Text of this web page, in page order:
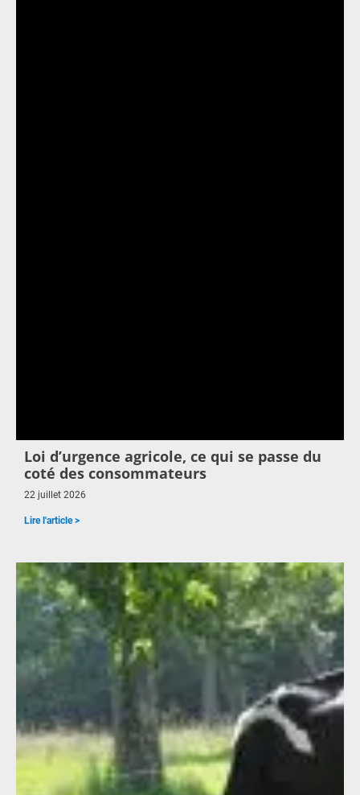
Loi d’urgence agricole, ce qui se passe du
coté des consommateurs
22 juillet 2026
Lire l'article >